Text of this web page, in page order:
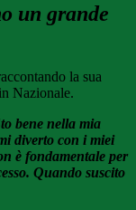
un grande
la sua
Nazionale.
bene nella mia
diverto con i miei
è fondamentale per
Quando suscito